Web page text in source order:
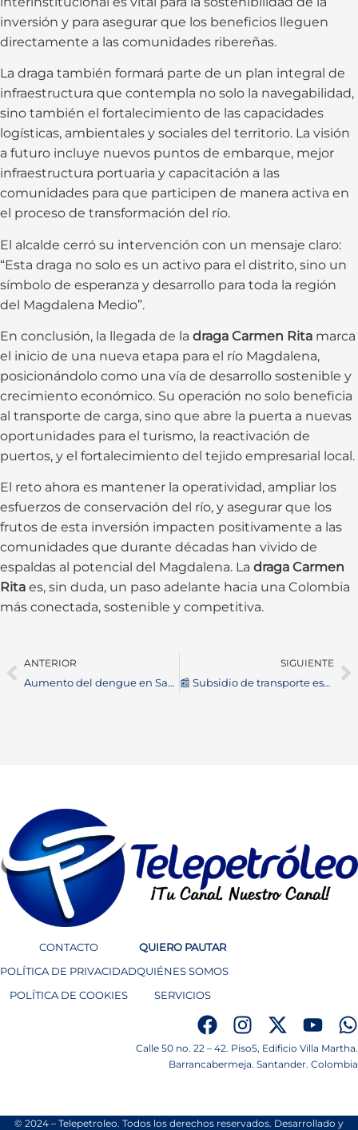
inversión y para asegurar que los beneficios lleguen
directamente a las comunidades ribereñas.
La draga también formará parte de un plan integral de
infraestructura que contempla no solo la navegabilidad,
sino también el fortalecimiento de las capacidades
logísticas, ambientales y sociales del territorio. La visión
a futuro incluye nuevos puntos de embarque, mejor
infraestructura portuaria y capacitación a las
comunidades para que participen de manera activa en
el proceso de transformación del río.
El alcalde cerró su intervención con un mensaje claro:
“Esta draga no solo es un activo para el distrito, sino un
símbolo de esperanza y desarrollo para toda la región
del Magdalena Medio”.
En conclusión, la llegada de la draga Carmen Rita marca
el inicio de una nueva etapa para el río Magdalena,
posicionándolo como una vía de desarrollo sostenible y
crecimiento económico. Su operación no solo beneficia
al transporte de carga, sino que abre la puerta a nuevas
oportunidades para el turismo, la reactivación de
puertos, y el fortalecimiento del tejido empresarial local.
El reto ahora es mantener la operatividad, ampliar los
esfuerzos de conservación del río, y asegurar que los
frutos de esta inversión impacten positivamente a las
comunidades que durante décadas han vivido de
espaldas al potencial del Magdalena. La draga Carmen
Rita es, sin duda, un paso adelante hacia una Colombia
más conectada, sostenible y competitiva.
ANTERIOR
Aumento del dengue en Santander preocupa a las autoridades sanitarias
SIGUIENTE
📰 Subsidio de transporte escolar en Barrancabermeja beneficia a más de 2.600 estudiantes rurales
CONTACTO
POLÍTICA DE PRIVACIDAD
POLÍTICA DE COOKIES
QUIERO PAUTAR
QUIÉNES SOMOS
SERVICIOS
Calle 50 no. 22 – 42. Piso5, Edificio Villa Martha.
Barrancabermeja. Santander. Colombia
© 2024 – Telepetroleo. Todos los derechos reservados. Desarrollado y